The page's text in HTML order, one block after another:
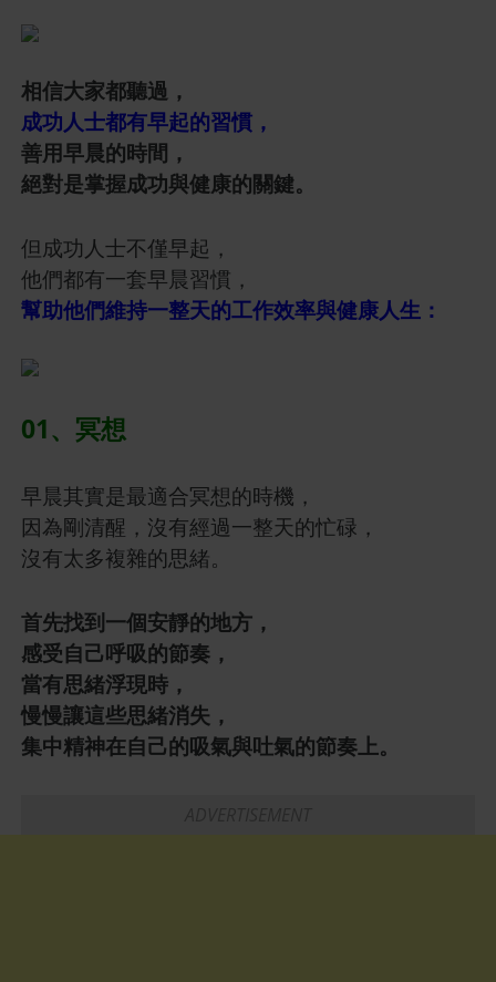
相信大家都聽過，
成功人士都有早起的習慣，
善用早晨的時間，
絕對是掌握成功與健康的關鍵。
但成功人士不僅早起，
他們都有一套早晨習慣，
幫助他們維持一整天的工作效率與健康人生：
01、冥想
早晨其實是最適合冥想的時機，
因為剛清醒，沒有經過一整天的忙碌，
沒有太多複雜的思緒。
首先找到一個安靜的地方，
感受自己呼吸的節奏，
當有思緒浮現時，
慢慢讓這些思緒消失，
集中精神在自己的吸氣與吐氣的節奏上。